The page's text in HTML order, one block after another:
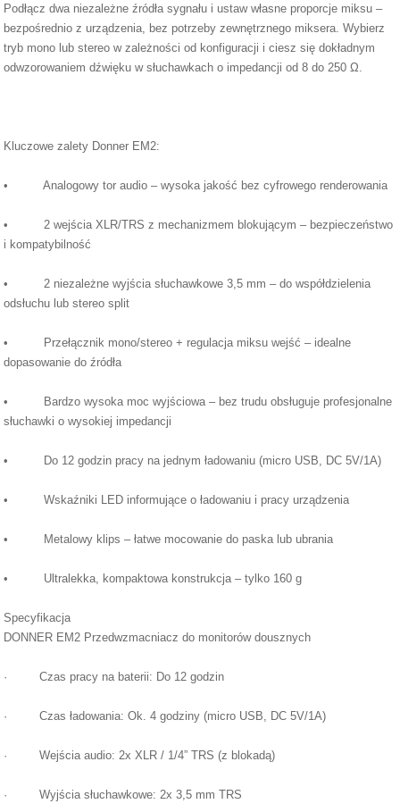
Podłącz dwa niezależne źródła sygnału i ustaw własne proporcje miksu –
bezpośrednio z urządzenia, bez potrzeby zewnętrznego miksera. Wybierz
tryb mono lub stereo w zależności od konfiguracji i ciesz się dokładnym
odwzorowaniem dźwięku w słuchawkach o impedancji od 8 do 250 Ω.
Kluczowe zalety Donner EM2:
• Analogowy tor audio – wysoka jakość bez cyfrowego renderowania
• 2 wejścia XLR/TRS z mechanizmem blokującym – bezpieczeństwo
i kompatybilność
• 2 niezależne wyjścia słuchawkowe 3,5 mm – do współdzielenia
odsłuchu lub stereo split
• Przełącznik mono/stereo + regulacja miksu wejść – idealne
dopasowanie do źródła
• Bardzo wysoka moc wyjściowa – bez trudu obsługuje profesjonalne
słuchawki o wysokiej impedancji
• Do 12 godzin pracy na jednym ładowaniu (micro USB, DC 5V/1A)
• Wskaźniki LED informujące o ładowaniu i pracy urządzenia
• Metalowy klips – łatwe mocowanie do paska lub ubrania
• Ultralekka, kompaktowa konstrukcja – tylko 160 g
Specyfikacja
DONNER EM2 Przedwzmacniacz do monitorów dousznych
· Czas pracy na baterii: Do 12 godzin
· Czas ładowania: Ok. 4 godziny (micro USB, DC 5V/1A)
· Wejścia audio: 2x XLR / 1/4” TRS (z blokadą)
· Wyjścia słuchawkowe: 2x 3,5 mm TRS